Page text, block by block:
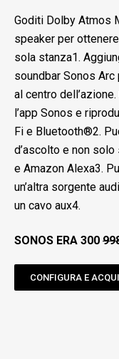
Goditi Dolby Atmos
speaker per
sola stanza1.
soundbar Sonos
al centro
l’app Sonos e
Fi e Bluetooth®2.
d’ascolto e non
e Amazon Alexa3.
un’altra sorgente
un cavo aux4.
SONOS ERA 300
CONFIGURA E